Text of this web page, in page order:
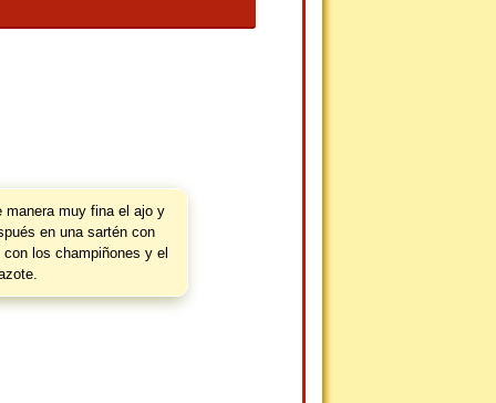
manera muy fina el ajo y
en una sartén con
los champiñones y el